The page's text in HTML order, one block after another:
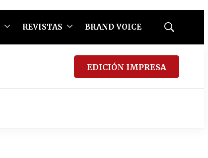
REVISTAS BRAND VOICE
Mostrar
EDICIÓN IMPRESA